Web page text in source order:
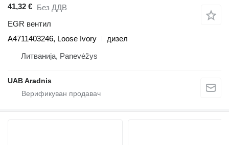
41,32 € Без ДДВ
EGR вентил
A4711403246, Loose Ivory
дизел
Литванија, Panevėžys
UAB Aradnis